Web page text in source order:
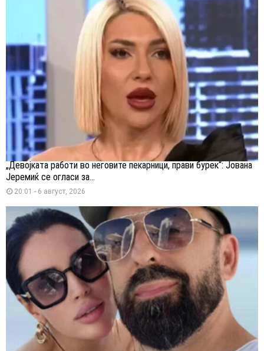
„Девојката работи во неговите пекарници, прави бурек“: Јована
Јеремиќ се огласи за...
20:01 - 6 август, 2026